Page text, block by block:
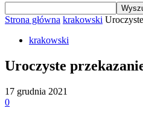
Strona główna krakowski
krakowski
Uroczyste
17 grudnia 2021
0